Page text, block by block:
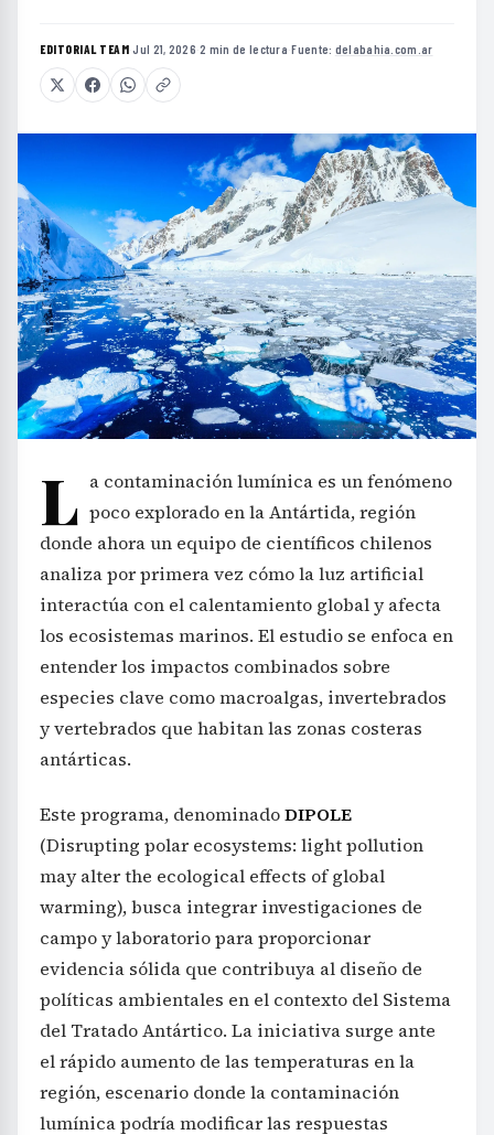
EDITORIAL TEAM·Jul 21, 2026·2 min de lectura·Fuente: delabahia.com.ar
L a contaminación lumínica es un fenómeno
poco explorado en la Antártida, región
donde ahora un equipo de científicos chilenos
analiza por primera vez cómo la luz artificial
interactúa con el calentamiento global y afecta
los ecosistemas marinos. El estudio se enfoca en
entender los impactos combinados sobre
especies clave como macroalgas, invertebrados
y vertebrados que habitan las zonas costeras
antárticas.
Este programa, denominadoDIPOLE
(Disrupting polar ecosystems: light pollution
may alter the ecological effects of global
warming), busca integrar investigaciones de
campo y laboratorio para proporcionar
evidencia sólida que contribuya al diseño de
políticas ambientales en el contexto del Sistema
del Tratado Antártico. La iniciativa surge ante
el rápido aumento de las temperaturas en la
región, escenario donde la contaminación
lumínica podría modificar las respuestas